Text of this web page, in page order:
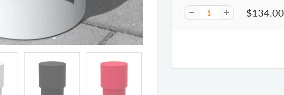
$134.00